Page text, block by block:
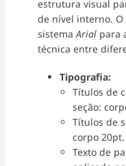
estrutura visual
de nível interno.
sistemaArial para
técnica entre
Tipografia:
Títulos de
seção:
Títulos de
corpo 20pt.
Texto de